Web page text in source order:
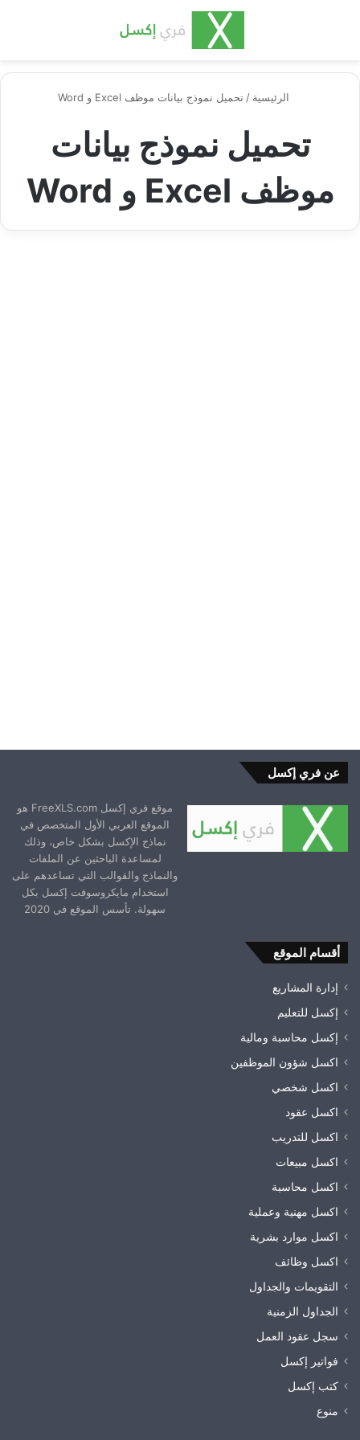
الرئيسية / تحميل نموذج بيانات موظف Excel و Word
تحميل نموذج بيانات
موظف Excel و Word
عن فري إكسل
موقع فري إكسل FreeXLS.com هو
الموقع العربي الأول المتخصص في
نماذج الإكسل بشكل خاص، وذلك
لمساعدة الباحثين عن الملفات
والنماذج والقوالب التي تساعدهم على
استخدام مايكروسوفت إكسل بكل
سهولة. تأسس الموقع في 2020
أقسام الموقع
إدارة المشاريع
إكسل للتعليم
إكسل محاسبة ومالية
اكسل شؤون الموظفين
اكسل شخصي
اكسل عقود
اكسل للتدريب
اكسل مبيعات
اكسل محاسبة
اكسل مهنية وعملية
اكسل موارد بشرية
اكسل وظائف
التقويمات والجداول
الجداول الزمنية
سجل عقود العمل
فواتير إكسل
كتب إكسل
منوع